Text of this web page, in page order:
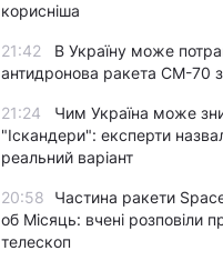
корисніша
21:42
В Україну може
антидронова ракета CM-70
21:24
Чим Україна може
"Іскандери": експерти
реальний варіант
20:58
Частина ракети
об Місяць: вчені розповіли
телескоп